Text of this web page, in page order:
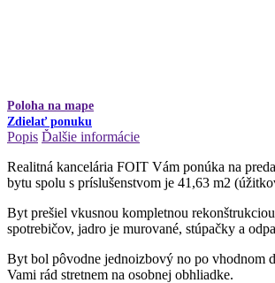
Poloha na mape
Zdielať ponuku
Popis Ďalšie informácie
Realitná kancelária FOIT Vám ponúka na
bytu spolu s príslušenstvom je 41,63 m2
Byt prešiel vkusnou kompletnou
spotrebičov, jadro je murované, stúpačky a
Byt bol pôvodne jednoizbový no po vhodnom
Vami rád stretnem na osobnej obhliadke.